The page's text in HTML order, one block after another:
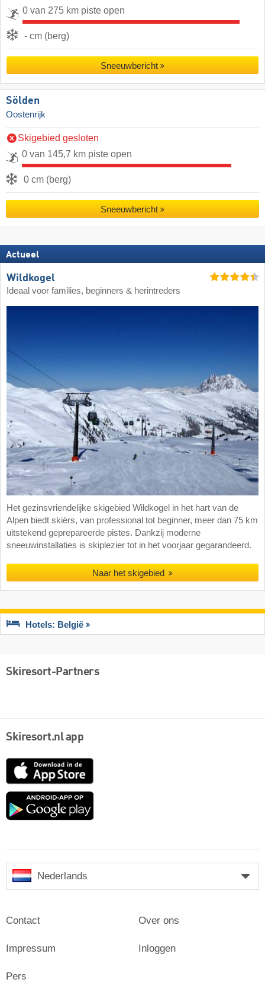
0 van 275 km piste open
- cm (berg)
Sneeuwbericht
Sölden
Oostenrijk
Skigebied gesloten
0 van 145,7 km piste open
0 cm (berg)
Sneeuwbericht
Actueel
Wildkogel
Ideaal voor families, beginners & herintreders
Het gezinsvriendelijke skigebied Wildkogel in het hart van de
Alpen biedt skiërs, van professional tot beginner, meer dan 75 km
uitstekend geprepareerde pistes. Dankzij moderne
sneeuwinstallaties is skiplezier tot in het voorjaar gegarandeerd.
Naar het skigebied
Hotels: België
Skiresort-Partners
Skiresort.nl app
App
Google
Nederlands
Contact
Impressum
Pers
Over ons
Inloggen